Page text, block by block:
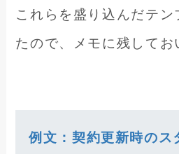
これらを盛り込んだテン
たので、メモに残してお
例文：契約更新時のス